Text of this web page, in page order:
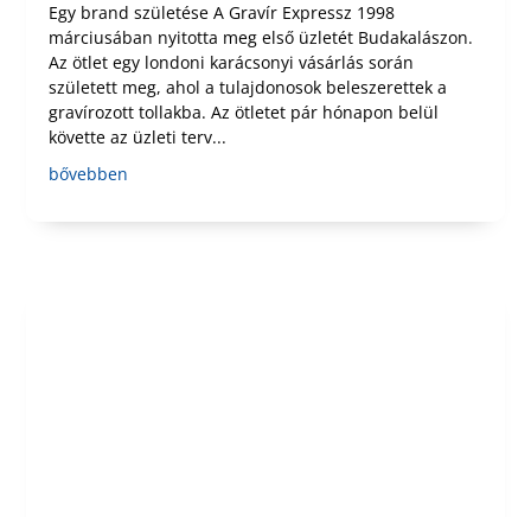
Egy brand születése A Gravír Expressz 1998
márciusában nyitotta meg első üzletét Budakalászon.
Az ötlet egy londoni karácsonyi vásárlás során
született meg, ahol a tulajdonosok beleszerettek a
gravírozott tollakba. Az ötletet pár hónapon belül
követte az üzleti terv...
bővebben